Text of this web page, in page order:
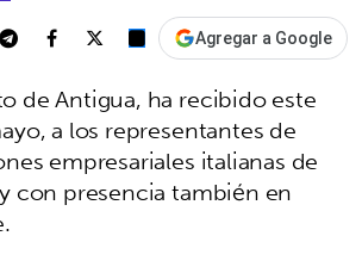
Agregar a Google
de Antigua, ha recibido este
a los representantes de
empresariales italianas de
con presencia también en